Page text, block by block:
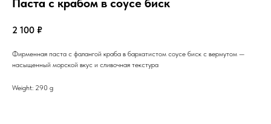
Паста с крабом в соусе биск
2 100 ₽
Фирменная паста с фалангой краба в бархатистом соусе биск с вермутом —
насыщенный морской вкус и сливочная текстура
Weight: 290 g